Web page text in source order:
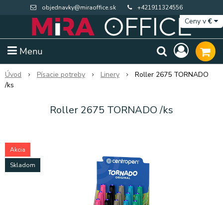
objednavky@miraoffice.sk +421911324556
Menu
Ceny v€
Výpredaj BTS
Úvod Písacie potreby Linery
Roller 2675 TORNADO
/ks
Roller 2675 TORNADO /ks
Akcia
Skladom